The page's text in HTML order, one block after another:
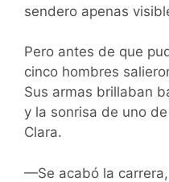
sendero apenas
Pero antes de que
cinco hombres
Sus armas brillaban
y la sonrisa de uno
Clara.
—Se acabó la